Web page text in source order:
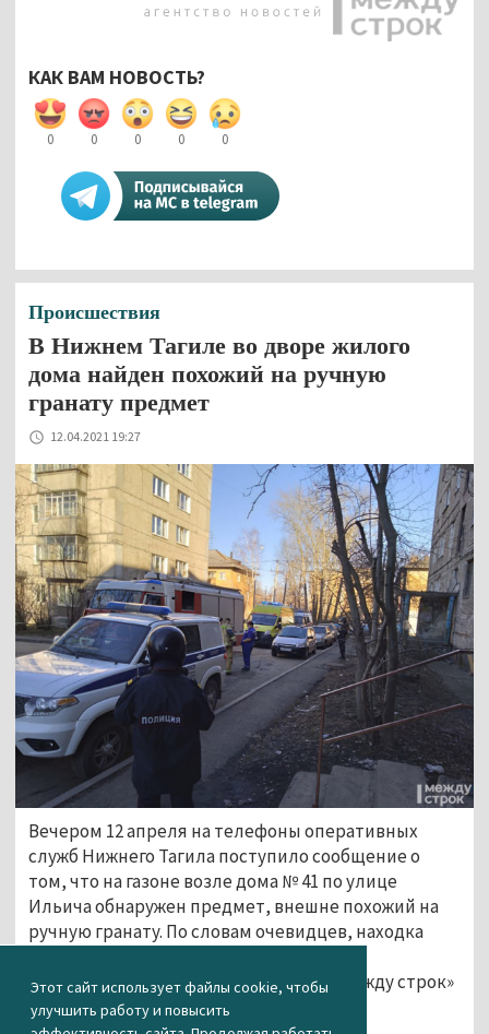
Этот сайт использует файлы cookie, чтобы
улучшить работу и повысить
КАК ВАМ НОВОСТЬ?
0 0 0 0 0
Происшествия
В Нижнем Тагиле во дворе жилого
дома найден похожий на ручную
гранату предмет
12.04.2021 19:27
Вечером 12 апреля на телефоны оперативных
служб Нижнего Тагила поступило сообщение о
том, что на газоне возле дома № 41 по улице
Ильича обнаружен предмет, внешне похожий на
ручную гранату. По словам очевидцев, находка
представляла. Эту информацию АН «Между строк»
подтвердили в пресс-группе МУ МВД